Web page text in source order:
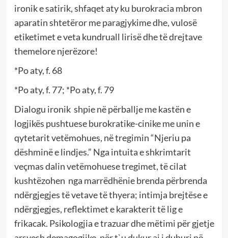
ironik e satirik, shfaqet aty ku burokracia mbron
aparatin shtetëror me paragjykime dhe, vulosë
etiketimet e veta kundruall lirisë dhe të drejtave
themelore njerëzore!
*Po aty, f. 68
*Po aty, f. 77; *Po aty, f. 79
Dialogu ironik shpie në përballje me kastën e
logjikës pushtuese burokratike-cinike me unin e
qytetarit vetëmohues, në tregimin “Njeriu pa
dëshminë e lindjes.” Nga intuita e shkrimtarit
veçmas dalin vetëmohuese tregimet, të cilat
kushtëzohen nga marrëdhënie brenda përbrenda
ndërgjegjes të vetave të thyera; intimja brejtëse e
ndërgjegjes, reflektimet e karakterit të lig e
frikacak. Psikologjia e trazuar dhe mëtimi për gjetje